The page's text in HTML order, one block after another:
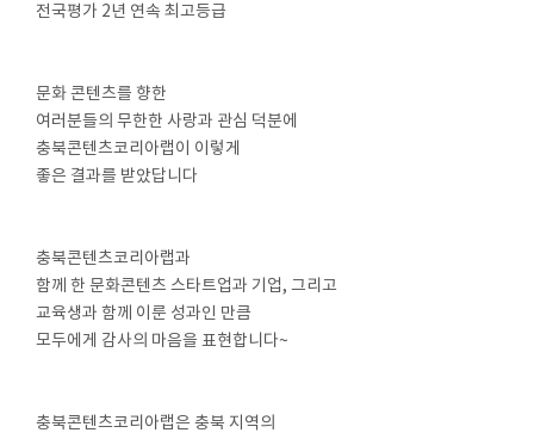
전국평가 2년 연속 최고등급
문화 콘텐츠를 향한
여러분들의 무한한 사랑과 관심 덕분에
충북콘텐츠코리아랩이 이렇게
좋은 결과를 받았답니다
충북콘텐츠코리아랩과
함께 한 문화콘텐츠 스타트업과 기업, 그리고
교육생과 함께 이룬 성과인 만큼
모두에게 감사의 마음을 표현합니다~
충북콘텐츠코리아랩은 충북 지역의